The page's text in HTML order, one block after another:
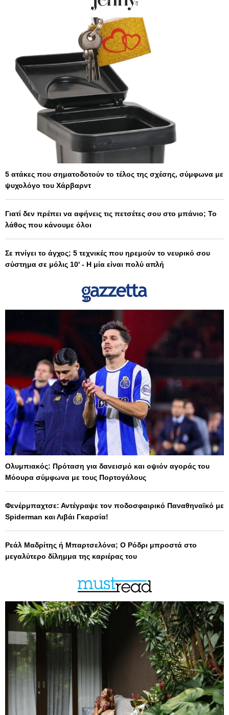
5 ατάκες που σηματοδοτούν το τέλος της σχέσης, σύμφωνα με
ψυχολόγο του Χάρβαρντ
Γιατί δεν πρέπει να αφήνεις τις πετσέτες σου στο μπάνιο; Το
λάθος που κάνουμε όλοι
Σε πνίγει το άγχος; 5 τεχνικές που ηρεμούν το νευρικό σου
σύστημα σε μόλις 10' - Η μία είναι πολύ απλή
Ολυμπιακός: Πρόταση για δανεισμό και οψιόν αγοράς του
Μόουρα σύμφωνα με τους Πορτογάλους
Φενέρμπαχτσε: Αντέγραψε τον ποδοσφαιρικό Παναθηναϊκό με
Spiderman και Λιβάι Γκαρσία!
Ρεάλ Μαδρίτης ή Μπαρτσελόνα; Ο Ρόδρι μπροστά στο
μεγαλύτερο δίλημμα της καριέρας του